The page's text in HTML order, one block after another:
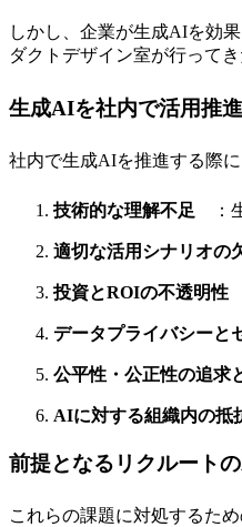
しかし、企業が生成AIを効
ダクトデザイン室が行って
生成AIを社内で活用推
社内で生成AIを推進する際
技術的な理解不足 ：
適切な活用シナリオの
投資とROIの不透明性
データプライバシーと
公平性・公正性の追求
AIに対する組織内の抵
前提となるリクルート
これらの課題に対処するた